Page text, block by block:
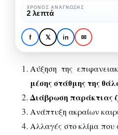
Δύο
αναμένεται να
κλιματικοί
το 2100
γίνουν
κλιματικοί
πρόσφυγές
2100
ΧΡΌΝΟΣ ΑΝΆΓΝΩΣΗΣ
2 λεπτά
f 𝕏 in ✉
Αύξηση της
μέσης στάθμης της
Διάβρωση παράκτιας
Ανάπτυξη ακραίων
Αλλαγές στο κλίμα που